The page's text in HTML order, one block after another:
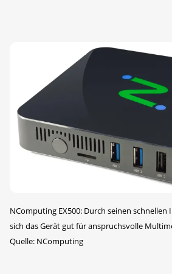
NComputing EX500: Durch seinen schnellen
sich das Gerät gut für anspruchsvolle
Quelle: NComputing